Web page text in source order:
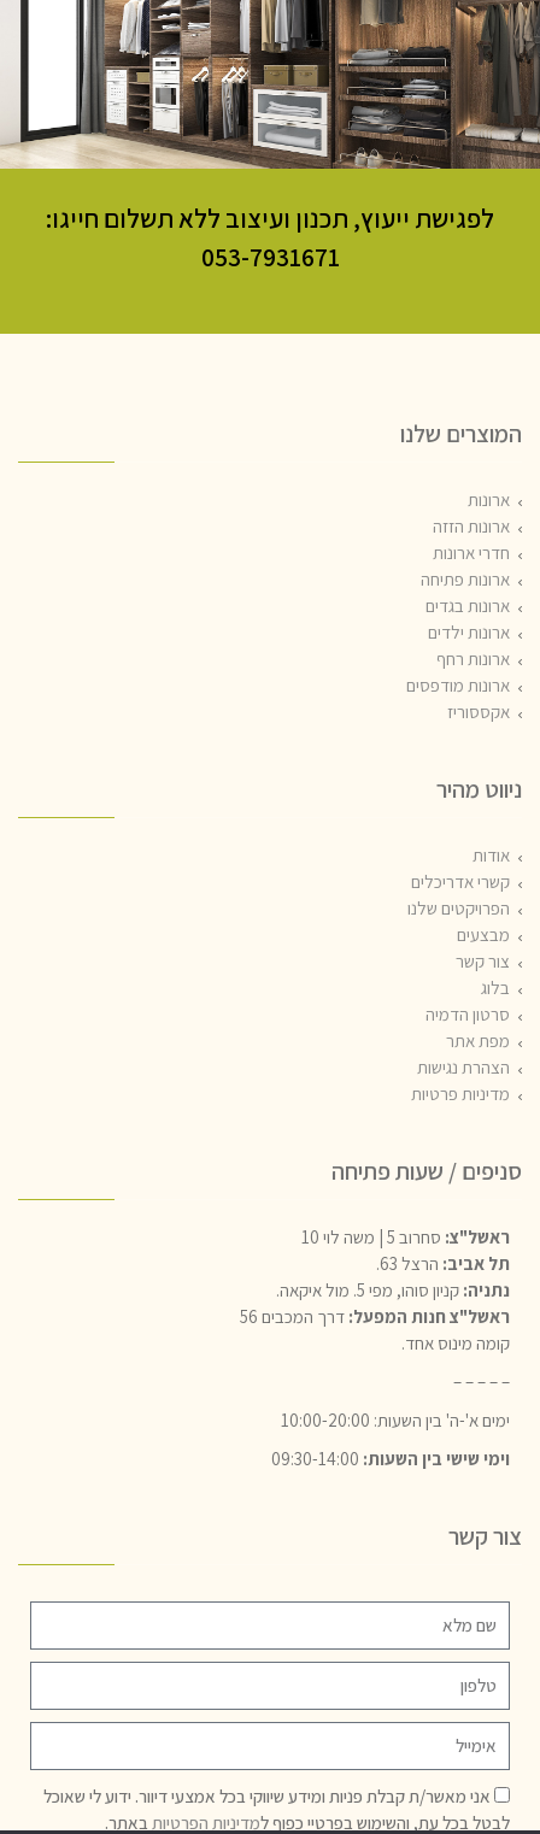
לפגישת ייעוץ, תכנון ועיצוב ללא תשלום חייגו:
053-7931671​
המוצרים שלנו
ארונות
ארונות הזזה
חדרי ארונות
ארונות פתיחה
ארונות בגדים
ארונות ילדים
ארונות רחף
ארונות מודפסים
אקססוריז
ניווט מהיר
אודות
קשרי אדריכלים
הפרויקטים שלנו
מבצעים
צור קשר
בלוג
סרטון הדמיה
מפת אתר
הצהרת נגישות
מדיניות פרטיות
סניפים / שעות פתיחה
ראשל"צ: סחרוב 5 | משה לוי 10
תל אביב: הרצל 63.
נתניה: קניון סוהו, מפי 5. מול איקאה.
ראשל"צ חנות המפעל: דרך המכבים 56
קומה מינוס אחד.
– – – – –
ימים א'-ה' בין השעות: 10:00-20:00
וימי שישי בין השעות: 09:30-14:00
צור קשר
אני מאשר/ת קבלת פניות ומידע שיווקי בכל אמצעי דיוור. ידוע לי שאוכל
לבטל בכל עת, והשימוש בפרטיי כפוף למדיניות הפרטיות באתר.